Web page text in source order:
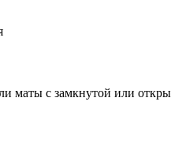
маты с замкнутой или